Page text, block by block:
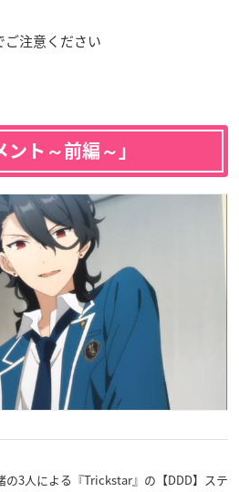
注意ください
ト～前編～」
の3人による『Trickstar』の【DDD】ステ